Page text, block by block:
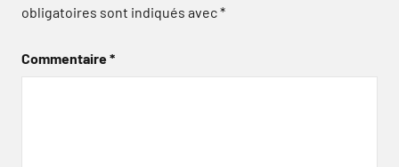
obligatoires sont indiqués avec*
Commentaire*